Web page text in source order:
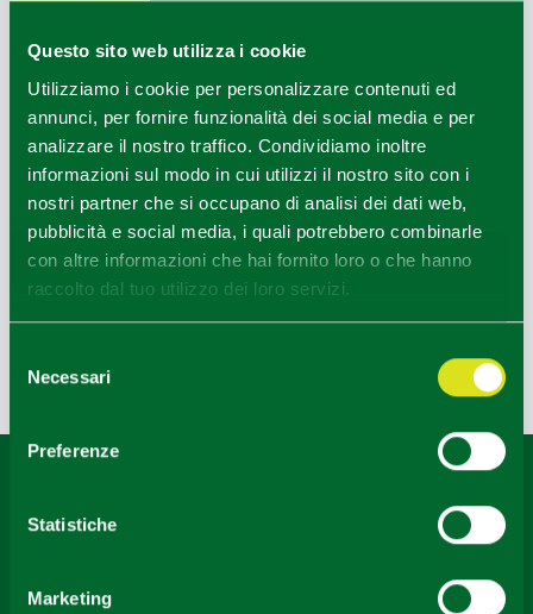
Questo sito web utilizza i cookie
Utilizziamo i cookie per personalizzare contenuti ed
annunci, per fornire funzionalità dei social media e per
analizzare il nostro traffico. Condividiamo inoltre
informazioni sul modo in cui utilizzi il nostro sito con i
nostri partner che si occupano di analisi dei dati web,
pubblicità e social media, i quali potrebbero combinarle
con altre informazioni che hai fornito loro o che hanno
raccolto dal tuo utilizzo dei loro servizi.
delNecessari
Preferenze
Statistiche
Marketing
PARMA COOKING CLASSES - IDEA
CITY